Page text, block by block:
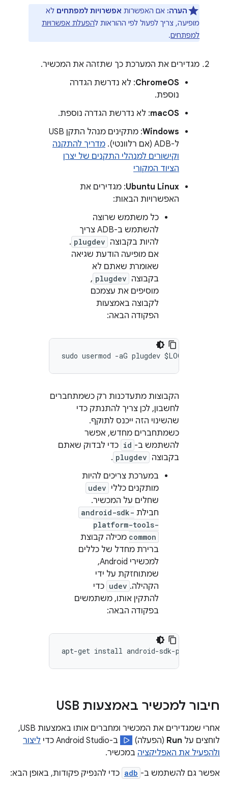
הערה: אם האפשרות אפשרויות למפתחים לא
מופיעה, צריך לפעול לפי ההוראות להפעלת אפשרויות
למפתחים.
מגדירים את המערכת כך שתזהה את המכשיר.
ChromeOS: לא נדרשת הגדרה
נוספת.
macOS: לא נדרשת הגדרה נוספת.
Windows
: מתקינים מנהל התקן USB
ל-ADB (אם רלוונטי).
מדריך להתקנה
וקישורים למנהלי התקנים של יצרן
הציוד המקורי
Ubuntu Linux: מגדירים את
האפשרויות הבאות:
כל משתמש שרוצה
להשתמש ב-ADB צריך
להיות בקבוצה plugdev
.
אם מופיעה הודעת שגיאה
שאומרת שאתם לא
בקבוצה plugdev
,
מוסיפים את עצמכם
לקבוצה באמצעות
הפקודה הבאה:
הקבוצות מתעדכנות רק כשמתחברים
לחשבון, לכן צריך להתנתק כדי
שהשינוי הזה ייכנס לתוקף.
כשמתחברים מחדש, אפשר
להשתמש ב- id כדי לבדוק שאתם
בקבוצה plugdev
.
במערכת צריכים להיות
מותקנים כללי udev
שחלים על המכשיר.
חבילת android-sdk-
platform-tools-
common מכילה קבוצת
ברירת מחדל של כללים
למכשירי Android,
שמתוחזקת על ידי
הקהילה. udev כדי
להתקין אותו, משתמשים
בפקודה הבאה:
חיבור למכשיר באמצעות USB
אחרי שמגדירים את המכשיר ומחברים אותו באמצעות USB,
לוחצים על Run (הפעלה) ב-Android Studio כדי
ליצור
ולהפעיל את האפליקציה במכשיר.
אפשר גם להשתמש ב- adb כדי להנפיק פקודות, באופן הבא: